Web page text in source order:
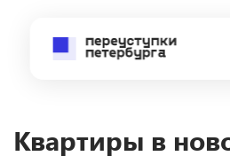
Квартиры в